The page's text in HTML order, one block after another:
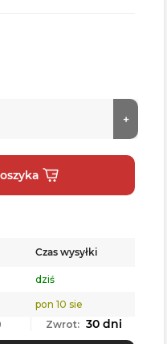
Czas wysyłki
dziś
pon 10 sie
Zwrot: 30 dni